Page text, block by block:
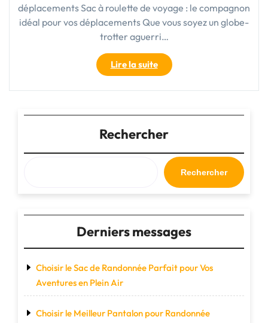
déplacements Sac à roulette de voyage : le compagnon
idéal pour vos déplacements Que vous soyez un globe-
trotter aguerri…
Lire la suite"Le
sac
à
:
l’allié
indispensable
de
vos
voyages"
Rechercher
Rechercher
Derniers messages
Choisir le Sac de Randonnée Parfait pour Vos
Aventures en Plein Air
Choisir le Meilleur Pantalon pour Randonnée